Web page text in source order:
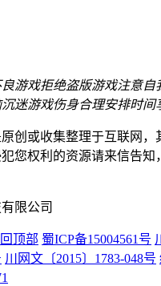
游戏拒绝盗版游戏注意自
沉迷游戏伤身合理安排时间
创或收集整理于互联网，
您权利的资源请来信告知
限公司
顶部 蜀ICP备15004561号
川网文〔2015〕1783-048号